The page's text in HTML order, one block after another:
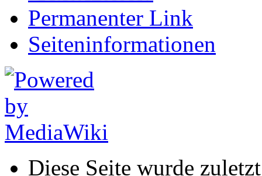
Permanenter Link
Seiten­informationen
Diese Seite wurde